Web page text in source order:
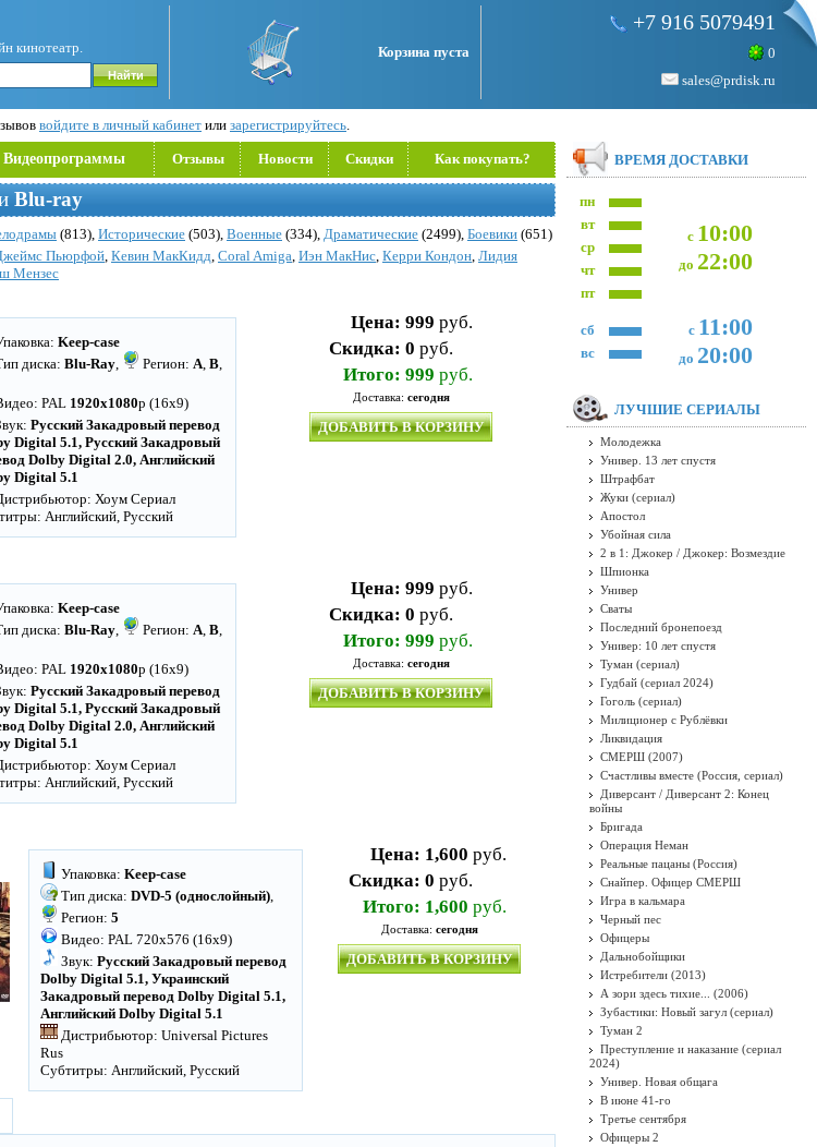
кинотеатр. Корзина пуста
+7 916 5079491
0
sales@prdisk.ru
войдите в личный кабинет или зарегистрируйтесь.
Видеопрограммы Отзывы Новости Скидки Как покупать?
Blu-ray
(813), Исторические (503), Военные (334), Драматические (2499), Боевики (651)
Пьюрфой, Кевин МакКидд, Coral Amiga, Иэн МакНис, Керри Кондон, Лидия
Мензес
Keep-case
диска: Blu-Ray, Регион: A, B,
PAL 1920x1080p (16x9)
Русский Закадровый перевод
Digital 5.1, Русский Закадровый
Dolby Digital 2.0, Английский
Digital 5.1
Хоум Сериал
Английский, Русский
Цена: 999 руб.
Скидка: 0 руб.
Итого: 999 руб.
Доставка: сегодня
ДОБАВИТЬ В КОРЗИНУ
Keep-case
диска: Blu-Ray, Регион: A, B,
PAL 1920x1080p (16x9)
Русский Закадровый перевод
Digital 5.1, Русский Закадровый
Dolby Digital 2.0, Английский
Digital 5.1
Хоум Сериал
Английский, Русский
Цена: 999 руб.
Скидка: 0 руб.
Итого: 999 руб.
Доставка: сегодня
ДОБАВИТЬ В КОРЗИНУ
Упаковка: Keep-case
Тип диска: DVD-5 (однослойный),
Регион: 5
Видео: PAL 720x576 (16x9)
Звук: Русский Закадровый перевод
Dolby Digital 5.1, Украинский
Закадровый перевод Dolby Digital 5.1,
Английский Dolby Digital 5.1
Дистрибьютор: Universal Pictures
Rus
Субтитры: Английский, Русский
Цена: 1,600 руб.
Скидка: 0 руб.
Итого: 1,600 руб.
Доставка: сегодня
ДОБАВИТЬ В КОРЗИНУ
ВРЕМЯ ДОСТАВКИ
пн
с 10:00
до 22:00
вт
ср
чт
пт
с 11:00
до 20:00
сб
вс
ЛУЧШИЕ СЕРИАЛЫ
Молодежка
Универ. 13 лет спустя
Штрафбат
Жуки (сериал)
Апостол
Убойная сила
2 в 1: Джокер / Джокер: Возмездие
Шпионка
Универ
Сваты
Последний бронепоезд
Универ: 10 лет спустя
Туман (сериал)
Гудбай (сериал 2024)
Гоголь (сериал)
Милиционер с Рублёвки
Ликвидация
СМЕРШ (2007)
Счастливы вместе (Россия, сериал)
Диверсант / Диверсант 2: Конец
войны
Бригада
Операция Неман
Реальные пацаны (Россия)
Снайпер. Офицер СМЕРШ
Игра в кальмара
Черный пес
Офицеры
Дальнобойщики
Истребители (2013)
А зори здесь тихие... (2006)
Зубастики: Новый загул (сериал)
Туман 2
Преступление и наказание (сериал
2024)
Универ. Новая общага
В июне 41-го
Третье сентября
Офицеры 2